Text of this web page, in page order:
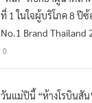
ที่ 1 ในใจผู้บริโภค 8 ปีซ้
No.1 Brand Thailand
0
วันแม่ปีนี้ “ห้างโรบินสัน